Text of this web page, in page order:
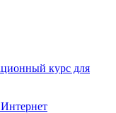
курс для